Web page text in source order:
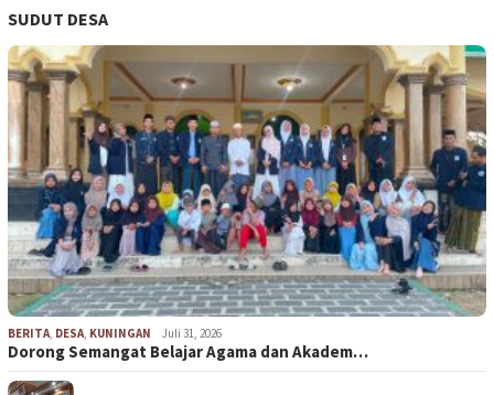
SUDUT DESA
BERITA, DESA, KUNINGAN Juli 31, 2026
Dorong Semangat Belajar Agama dan Akadem…